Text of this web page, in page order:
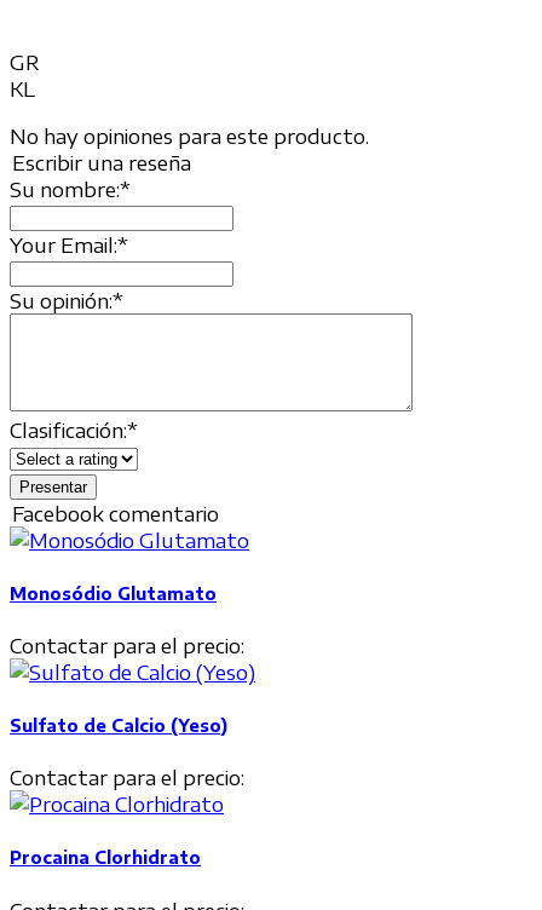
GR
KL
No hay opiniones para este producto.
Escribir una reseña
Su nombre:*
Your Email:*
Su opinión:*
Clasificación:*
Facebook comentario
Monosódio Glutamato
Contactar para el precio:
Sulfato de Calcio (Yeso)
Contactar para el precio:
Procaina Clorhidrato